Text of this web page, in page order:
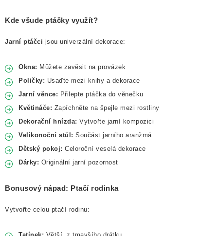
Kde všude ptáčky využít?
Jarní ptáčci jsou univerzální dekorace:
Okna: Můžete zavěsit na provázek
Poličky: Usaďte mezi knihy a dekorace
Jarní věnce: Přilepte ptáčka do věnečku
Květináče: Zapíchněte na špejle mezi rostliny
Dekorační hnízda: Vytvořte jarní kompozici
Velikonoční stůl: Součást jarního aranžmá
Dětský pokoj: Celoroční veselá dekorace
Dárky: Originální jarní pozornost
Bonusový nápad: Ptačí rodinka
Vytvořte celou ptačí rodinu: